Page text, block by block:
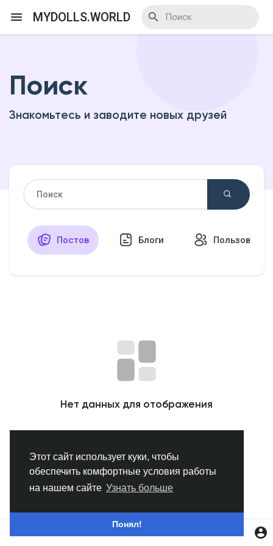
Этот сайт использует куки, чтобы
обеспечить комфортные условия работы
на нашем сайте Узнать больше
Понял!
MYDOLLS.WORLD
Я организатор
Смотреть Базар
Популярные посты
Найти сообщения
Поиск
Знакомьтесь и заводите новых друзей
Постов Блоги
Нет данных для отображения